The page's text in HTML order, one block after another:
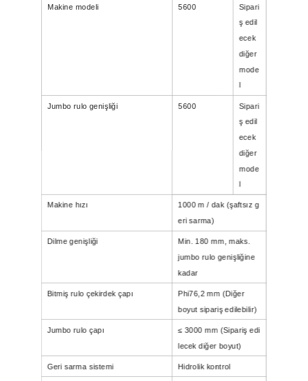
Makine modeli 5600
Sipari
ş edil
ecek
diğer
mode
l
Jumbo rulo genişliği 5600 Sipari
ş edil
ecek
diğer
mode
l
Makine hızı
1000 m / dak (şaftsız g
eri sarma)
Dilme genişliği
Min. 180 mm, maks.
jumbo rulo genişliğine
kadar
Bitmiş rulo çekirdek çapı Phi76,2 mm (Diğer
boyut sipariş edilebilir)
Jumbo rulo çapı ≤ 3000 mm (Sipariş edi
lecek diğer boyut)
Geri sarma sistemi Hidrolik kontrol